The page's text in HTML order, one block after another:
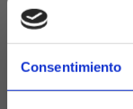
Consentimiento
club de Nervión
vuelto a
hispalense, se
muscular en el